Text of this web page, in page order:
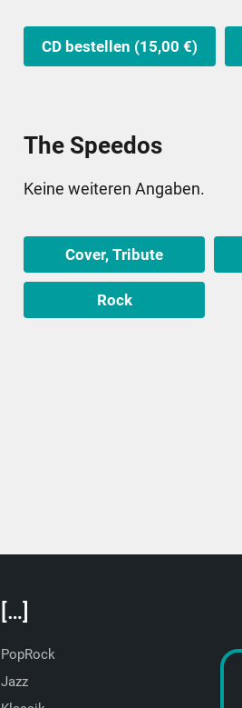
CD bestellen (15,00 €)
The Speedos
Keine weiteren Angaben.
Cover, Tribute
Rock
[…]
PopRock
Jazz